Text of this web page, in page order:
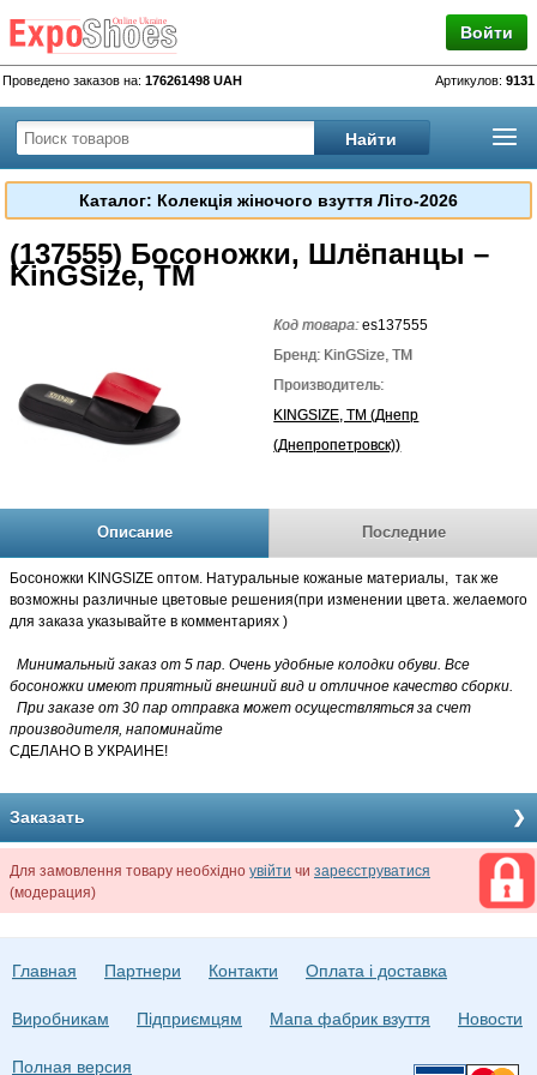
Войти
Проведено заказов на: 176261498 UAH Артикулов: 9131
Каталог: Колекція жіночого взуття Літо-2026
(137555) Босоножки, Шлёпанцы –
KinGSize, TM
Код товара:es137555
Бренд: KinGSize, TM
Производитель:
KINGSIZE, TM (Днепр
(Днепропетровск))
Описание Последние
Босоножки KINGSIZE оптом. Натуральные кожаные материалы, так же
возможны различные цветовые решения(при изменении цвета. желаемого
для заказа указывайте в комментариях )
Минимальный заказ от 5 пар. Очень удобные колодки обуви. Все
босоножки имеют приятный внешний вид и отличное качество сборки.
При заказе от 30 пар отправка может осуществляться за счет
производителя, напоминайте
СДЕЛАНО В УКРАИНЕ!
Заказать
Для замовлення товару необхідно увійти чи зареєструватися
(модерация)
Главная Партнери Контакти Оплата і доставка
Виробникам Підприємцям Мапа фабрик взуття Новости
Полная версия